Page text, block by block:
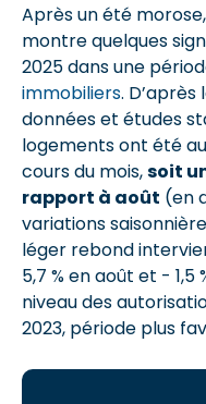
Après un été
montre quelques
2025 dans une
immobiliers.
données et études
logements ont été
cours du mois,soit
rapport à août (en
variations
léger rebond
5,7 % en août et -
niveau des
2023, période plus